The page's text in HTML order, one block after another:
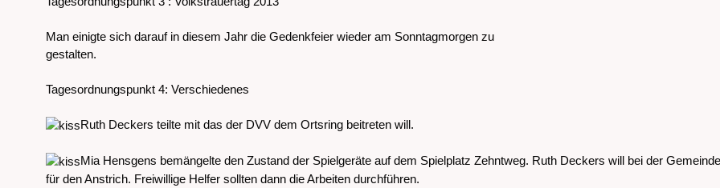
Man einigte sich darauf in diesem Jahr die Gedenkfeier wieder am Sonntagmorgen zu
gestalten.
Tagesordnungspunkt 4: Verschiedenes
Ruth Deckers teilte mit das der DVV dem Ortsring beitreten will.
Mia Hensgens bemängelte den Zustand der Spielgeräte auf dem Spielplatz Zehntweg. Ruth Deckers will bei der
für den Anstrich. Freiwillige Helfer sollten dann die Arbeiten durchführen.